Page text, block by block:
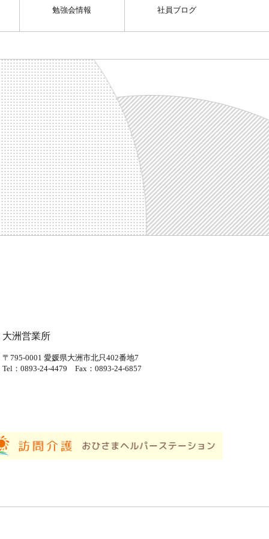
勉強会情報 社員ブログ
大洲営業所
〒795-0001 愛媛県大洲市北只402番地7
Tel：0893-24-4479Fax：0893-24-6857